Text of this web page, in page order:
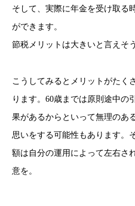
そして、実際に年金を受け取る
ができます。
節税メリットは大きいと言えそ
こうしてみるとメリットがたく
ります。60歳までは原則途中の
果があるからといって無理のあ
思いをする可能性もあります。
額は自分の運用によって左右さ
意を。